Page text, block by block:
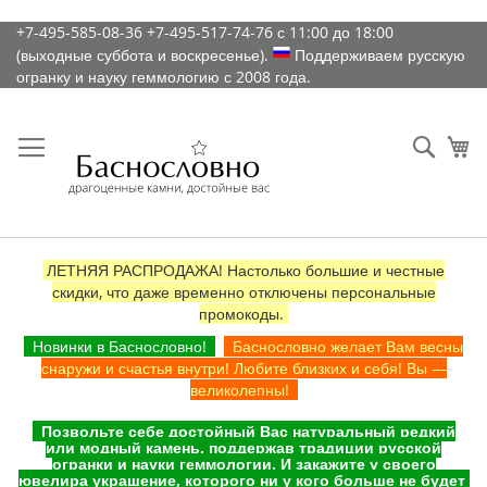
К
содержимому
+7-495-585-08-36 +7-495-517-74-76 с 11:00 до 18:00
(выходные суббота и воскресенье).
Поддерживаем русскую
огранку и науку геммологию с 2008 года.
ЛЕТНЯЯ РАСПРОДАЖА! Настолько большие и честные
скидки, что даже временно отключены персональные
промокоды.
Новинки в Баснословно!
Баснословно желает Вам весны
снаружи и счастья внутри! Любите близких и себя! Вы —
великолепны!
Позвольте себе достойный Вас натуральный редкий
или модный камень, поддержав традиции русской
огранки и науки геммологии. И закажите у своего
ювелира украшение, которого ни у кого больше не будет